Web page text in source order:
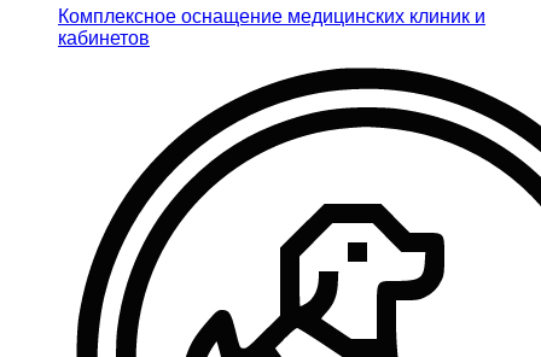
Комплексное оснащение медицинских клиник и
кабинетов